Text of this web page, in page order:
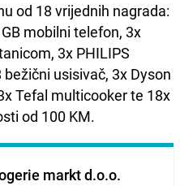
od 18 vrijednih nagrada:
mobilni telefon, 3x
3x PHILIPS
usisivač, 3x Dyson
Tefal multicooker te 18x
od 100 KM.
markt d.o.o.